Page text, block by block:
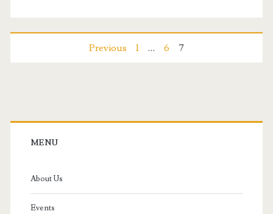
BejegyzésPrevious 1 … 6 7
Primary
Sidebar
MENU
About Us
Events